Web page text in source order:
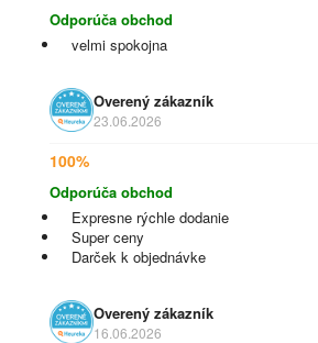
Odporúča obchod
velmi spokojna
Overený zákazník
23.06.2026
100%
Odporúča obchod
Expresne rýchle dodanie
Super ceny
Darček k objednávke
Overený zákazník
16.06.2026